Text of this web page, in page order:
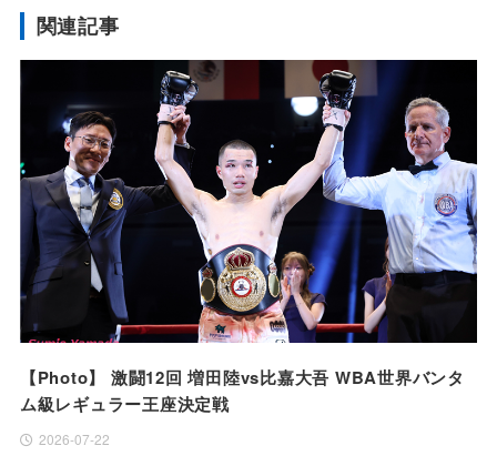
関連記事
【Photo】 激闘12回 増田陸vs比嘉大吾 WBA世界バンタ
ム級レギュラー王座決定戦
2026-07-22